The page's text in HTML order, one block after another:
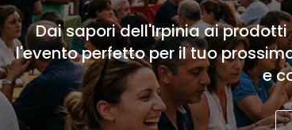
Dai sapori dell'Irpinia ai
l'evento perfetto per il tuo
e